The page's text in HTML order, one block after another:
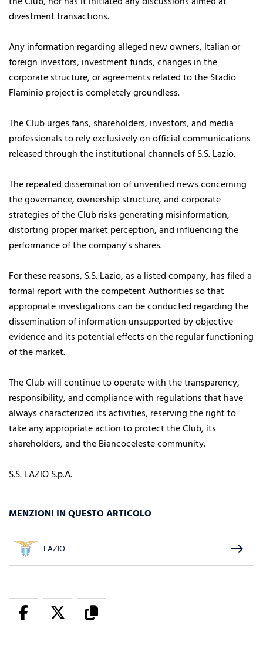
divestment transactions.
Any information regarding alleged new owners, Italian or
foreign investors, investment funds, changes in the
corporate structure, or agreements related to the Stadio
Flaminio project is completely groundless.
The Club urges fans, shareholders, investors, and media
professionals to rely exclusively on official communications
released through the institutional channels of S.S. Lazio.
The repeated dissemination of unverified news concerning
the governance, ownership structure, and corporate
strategies of the Club risks generating misinformation,
distorting proper market perception, and influencing the
performance of the company's shares.
For these reasons, S.S. Lazio, as a listed company, has filed a
formal report with the competent Authorities so that
appropriate investigations can be conducted regarding the
dissemination of information unsupported by objective
evidence and its potential effects on the regular functioning
of the market.
The Club will continue to operate with the transparency,
responsibility, and compliance with regulations that have
always characterized its activities, reserving the right to
take any appropriate action to protect the Club, its
shareholders, and the Biancoceleste community.
S.S. LAZIO S.p.A.
MENZIONI IN QUESTO ARTICOLO
LAZIO east